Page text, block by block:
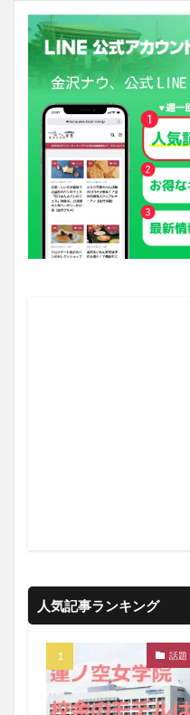
人気記事ランキング
話題